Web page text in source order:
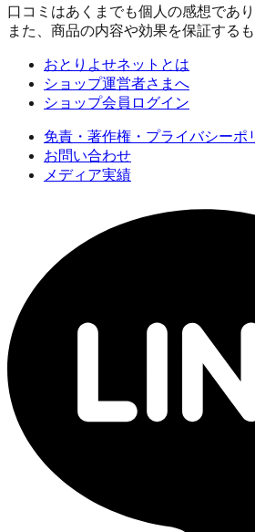
口コミはあくまでも個人の感想であ
また、商品の内容や効果を保証する
おとりよせネットとは
ショップ運営者さまへ
ショップ会員ログイン
免責・著作権・プライバシーポ
お問い合わせ
メディア実績